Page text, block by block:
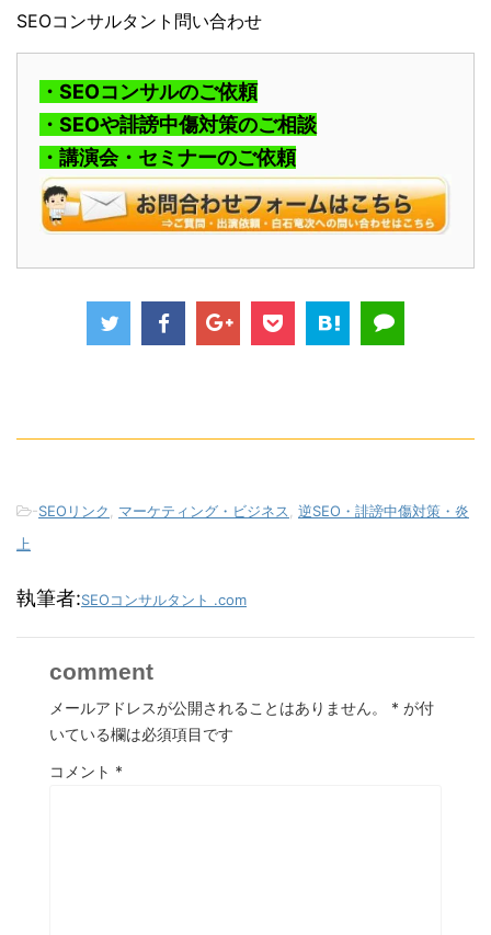
SEOコンサルタント問い合わせ
・SEOコンサルのご依頼
・SEOや誹謗中傷対策のご相談
・講演会・セミナーのご依頼
-SEOリンク マーケティング・ビジネス
逆SEO・誹謗中傷対策・炎
上
執筆者:SEOコンサルタント .com
comment
メールアドレスが公開されることはありません。 * が付
いている欄は必須項目です
コメント *